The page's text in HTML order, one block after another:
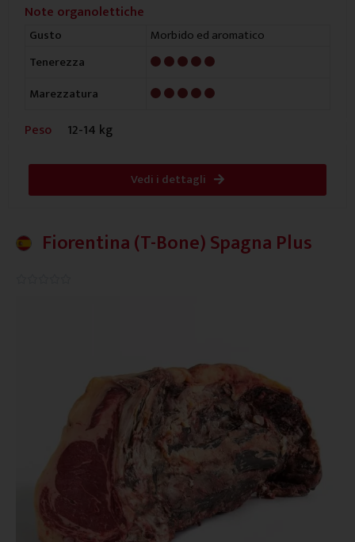
Note organolettiche
Gusto
Morbido ed aromatico
Tenerezza
5/5
Marezzatura 5/5
Peso 12-14 kg
Vedi i dettagli
Fiorentina (T-Bone) Spagna Plus